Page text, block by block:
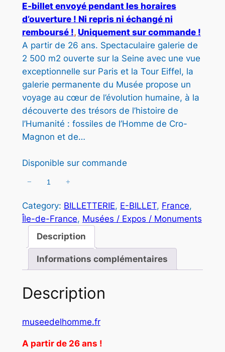
N
P
R
T
e
p
r
i
x
n
i
i
a
l
é
t
a
i
t
:
1
e
p
r
i
x
a
c
t
e
e
s
:
1
E-billet envoyé pendant les horaires
d’ouverture ! Ni repris ni échangé ni
remboursé !, Uniquement sur commande !
A partir de 26 ans. Spectaculaire galerie de
2 500 m2 ouverte sur la Seine avec une vue
exceptionnelle sur Paris et la Tour Eiffel, la
galerie permanente du Musée propose un
voyage au cœur de l’évolution humaine, à la
découverte des trésors de l’histoire de
l’Humanité : fossiles de l’Homme de Cro-
Magnon et de…
Disponible sur commande
a
n
d
e
U
S
− +
Category: BILLETTERIE, E-BILLET, France
Île-de-France, Musées / Expos / Monuments
Description
Informations complémentaires
Description
museedelhomme.fr
A partir de 26 ans !